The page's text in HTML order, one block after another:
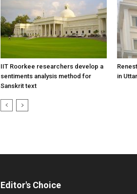
IIT Roorkee researchers develop a
sentiments analysis method for
Sanskrit text
in
Editor's Choice